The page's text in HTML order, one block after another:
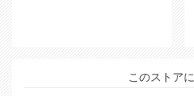
このストア